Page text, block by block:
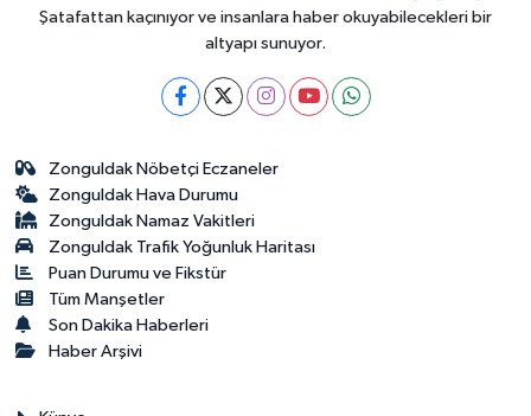
Şatafattan kaçınıyor ve insanlara haber okuyabilecekleri bir
altyapı sunuyor.
Zonguldak Nöbetçi Eczaneler
Zonguldak Hava Durumu
Zonguldak Namaz Vakitleri
Zonguldak Trafik Yoğunluk Haritası
Puan Durumu ve Fikstür
Tüm Manşetler
Son Dakika Haberleri
Haber Arşivi